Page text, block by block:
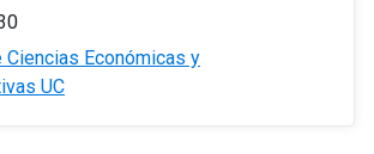
Ciencias Económicas y
UC